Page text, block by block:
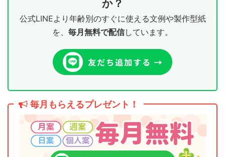
か？
公式LINEより年齢別のすぐに使える文例や製作型紙
を、 毎月無料で配信しています。
毎月もらえるプレゼント！